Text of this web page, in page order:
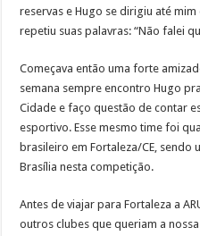
reservas e Hugo se dirigiu até
repetiu suas palavras: “Não falei
Começava então uma forte
semana sempre encontro Hugo
Cidade e faço questão de contar
esportivo. Esse mesmo time foi
brasileiro em Fortaleza/CE, sendo
Brasília nesta competição.
Antes de viajar para Fortaleza a
outros clubes que queriam a